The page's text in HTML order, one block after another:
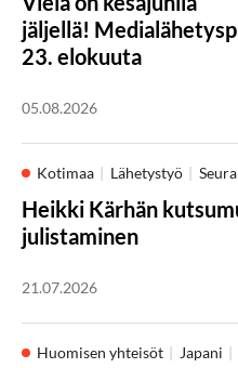
jäljellä!
23. elokuuta
05.08.2026
Kotimaa Lähetystyö
Heikki Kärhän
julistaminen
21.07.2026
Huomisen yhteisöt Japani